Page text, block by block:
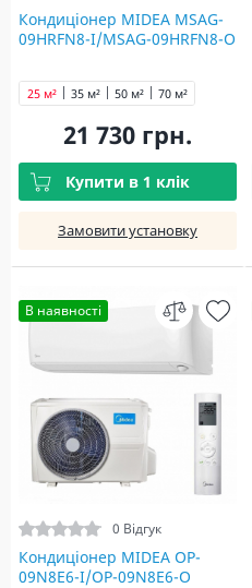
Кондиціонер MIDEA MSAG-
09HRFN8-I/MSAG-09HRFN8-O
25 м² 35 м² 50 м² 70 м²
21 730 грн.
Купити в 1 клік
Замовити установку
В наявності
0 Відгук
Кондиціонер MIDEA OP-
09N8E6-I/OP-09N8E6-O